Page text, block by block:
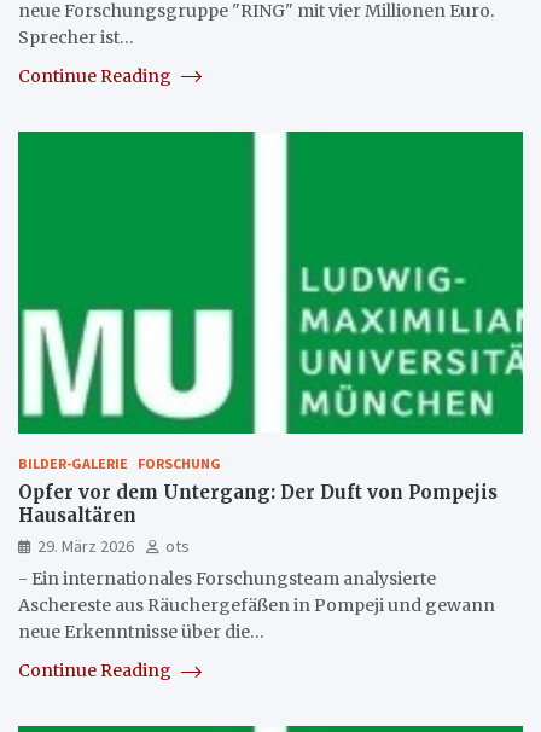
neue Forschungsgruppe "RING" mit vier Millionen Euro.
Sprecher ist…
Continue Reading
BILDER-GALERIE FORSCHUNG
Opfer vor dem Untergang: Der Duft von Pompejis
Hausaltären
29. März 2026
ots
- Ein internationales Forschungsteam analysierte
Aschereste aus Räuchergefäßen in Pompeji und gewann
neue Erkenntnisse über die…
Continue Reading